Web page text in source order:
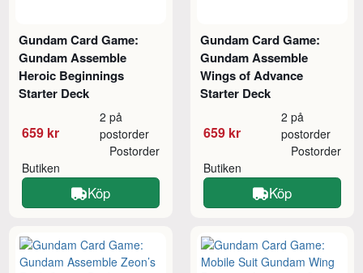
Gundam Card Game:
Gundam Assemble
Heroic Beginnings
Starter Deck
659 kr
2 på
postorder
Butiken
Postorder
Köp
Gundam Card Game:
Gundam Assemble
Wings of Advance
Starter Deck
659 kr
2 på
postorder
Butiken
Postorder
Köp